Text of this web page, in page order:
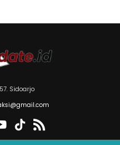
Sidoarjo